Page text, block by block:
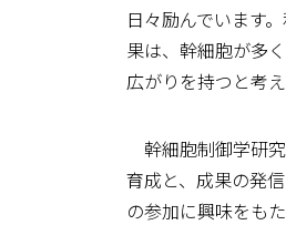
日々励んでいます
果は、幹細胞が多
広がりを持つと考え
幹細胞制御学研
育成と、成果の発
の参加に興味をも